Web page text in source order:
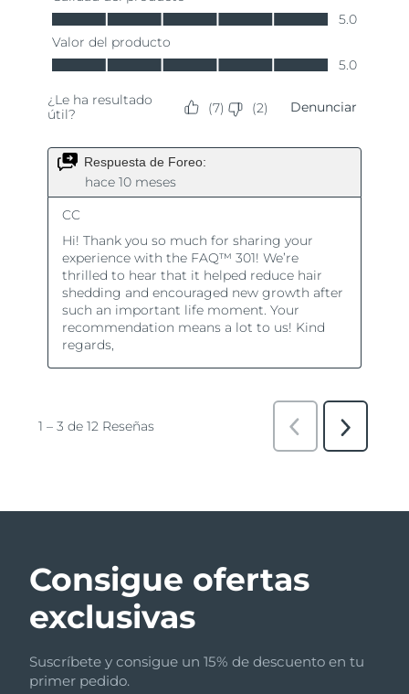
Consigue ofertas
exclusivas
Suscríbete y consigue un 15% de descuento en tu
primer pedido.